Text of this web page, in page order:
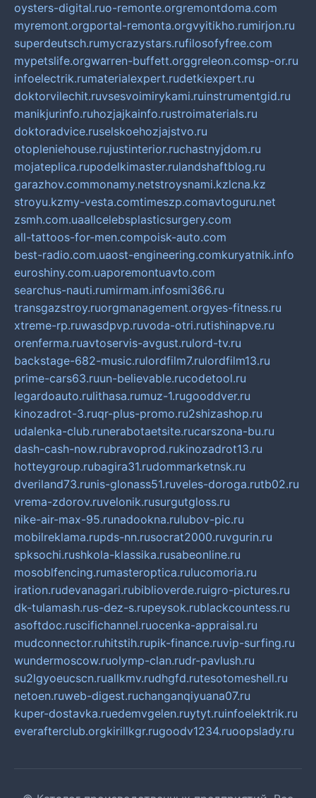
oysters-digital.ruo-remonte.orgremontdoma.com
myremont.orgportal-remonta.orgvyitikho.rumirjon.ru
superdeutsch.rumycrazystars.rufilosofyfree.com
mypetslife.orgwarren-buffett.orggreleon.comsp-or.ru
infoelectrik.rumaterialexpert.rudetkiexpert.ru
doktorvilechit.ruvsesvoimirykami.ruinstrumentgid.ru
manikjurinfo.ruhozjajkainfo.rustroimaterials.ru
doktoradvice.ruselskoehozjajstvo.ru
otopleniehouse.rujustinterior.ruchastnyjdom.ru
mojateplica.rupodelkimaster.rulandshaftblog.ru
garazhov.commonamy.netstroysnami.kzlcna.kz
stroyu.kzmy-vesta.comtimeszp.comavtoguru.net
zsmh.com.uaallcelebsplasticsurgery.com
all-tattoos-for-men.compoisk-auto.com
best-radio.com.uaost-engineering.comkuryatnik.info
euroshiny.com.uaporemontuavto.com
searchus-nauti.rumirmam.infosmi366.ru
transgazstroy.ruorgmanagement.orgyes-fitness.ru
xtreme-rp.ruwasdpvp.ruvoda-otri.rutishinapve.ru
orenferma.ruavtoservis-avgust.rulord-tv.ru
backstage-682-music.rulordfilm7.rulordfilm13.ru
prime-cars63.ruun-believable.rucodetool.ru
legardoauto.rulithasa.rumuz-1.rugooddver.ru
kinozadrot-3.ruqr-plus-promo.ru2shizashop.ru
udalenka-club.runerabotaetsite.rucarszona-bu.ru
dash-cash-now.rubravoprod.rukinozadrot13.ru
hotteygroup.rubagira31.rudommarketnsk.ru
dveriland73.runis-glonass51.ruveles-doroga.rutb02.ru
vrema-zdorov.ruvelonik.rusurgutgloss.ru
nike-air-max-95.runadookna.rulubov-pic.ru
mobilreklama.rupds-nn.rusocrat2000.ruvgurin.ru
spksochi.rushkola-klassika.rusabeonline.ru
mosoblfencing.rumasteroptica.rulucomoria.ru
iration.rudevanagari.rubiblioverde.ruigro-pictures.ru
dk-tulamash.rus-dez-s.rupeysok.rublackcountess.ru
asoftdoc.ruscifichannel.ruocenka-appraisal.ru
mudconnector.ruhitstih.rupik-finance.ruvip-surfing.ru
wundermoscow.ruolymp-clan.rudr-pavlush.ru
su2lgyoeucscn.ruallkmv.rudhgfd.rutesotomeshell.ru
netoen.ruweb-digest.ruchanganqiyuana07.ru
kuper-dostavka.ruedemvgelen.ruytyt.ruinfoelektrik.ru
everafterclub.orgkirillkgr.rugoodv1234.ruoopslady.ru